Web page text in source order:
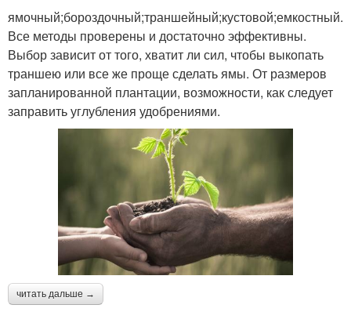
ямочный;бороздочный;траншейный;кустовой;емкостный.
Все методы проверены и достаточно эффективны.
Выбор зависит от того, хватит ли сил, чтобы выкопать
траншею или все же проще сделать ямы. От размеров
запланированной плантации, возможности, как следует
заправить углубления удобрениями.
читать дальше →